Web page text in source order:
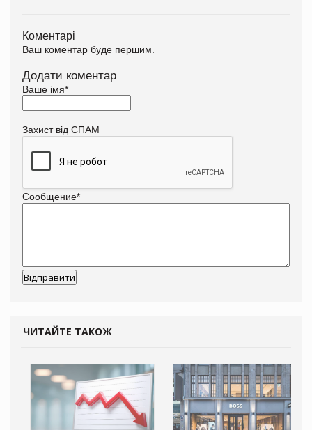
Коментарі
Ваш коментар буде першим.
Додати коментар
Ваше імя*
Захист від СПАМ
Сообщение*
ЧИТАЙТЕ ТАКОЖ